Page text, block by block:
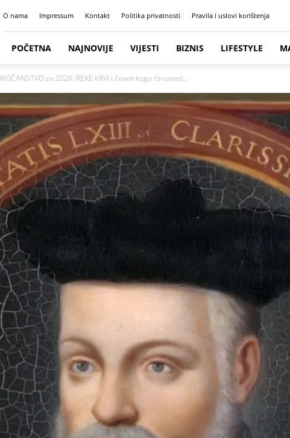
O nama Impressum Kontakt Politika privatnosti Pravila i uslovi korištenja
POČETNA NAJNOVIJE VIJESTI BIZNIS LIFESTYLE
za 2026: REKE KRVI i čovek koga će usred...